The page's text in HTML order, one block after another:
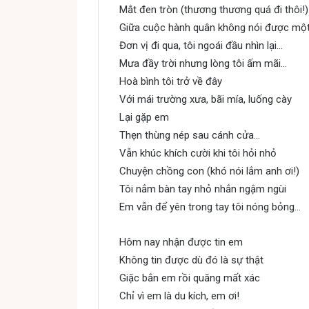
Mắt đen tròn (thương thương quá đi thôi!)
Giữa cuộc hành quân không nói được
Đơn vị đi qua, tôi ngoái đầu nhìn lại…
Mưa đầy trời nhưng lòng tôi ấm mãi…
Hoà bình tôi trở về đây
Với mái trường xưa, bãi mía, luống cày
Lại gặp em
Thẹn thùng nép sau cánh cửa…
Vẫn khúc khích cười khi tôi hỏi nhỏ
Chuyện chồng con (khó nói lắm anh ơi!)
Tôi nắm bàn tay nhỏ nhắn ngậm ngùi
Em vẫn để yên trong tay tôi nóng bỏng…
Hôm nay nhận được tin em
Không tin được dù đó là sự thật
Giặc bắn em rồi quăng mất xác
Chỉ vì em là du kích, em ơi!